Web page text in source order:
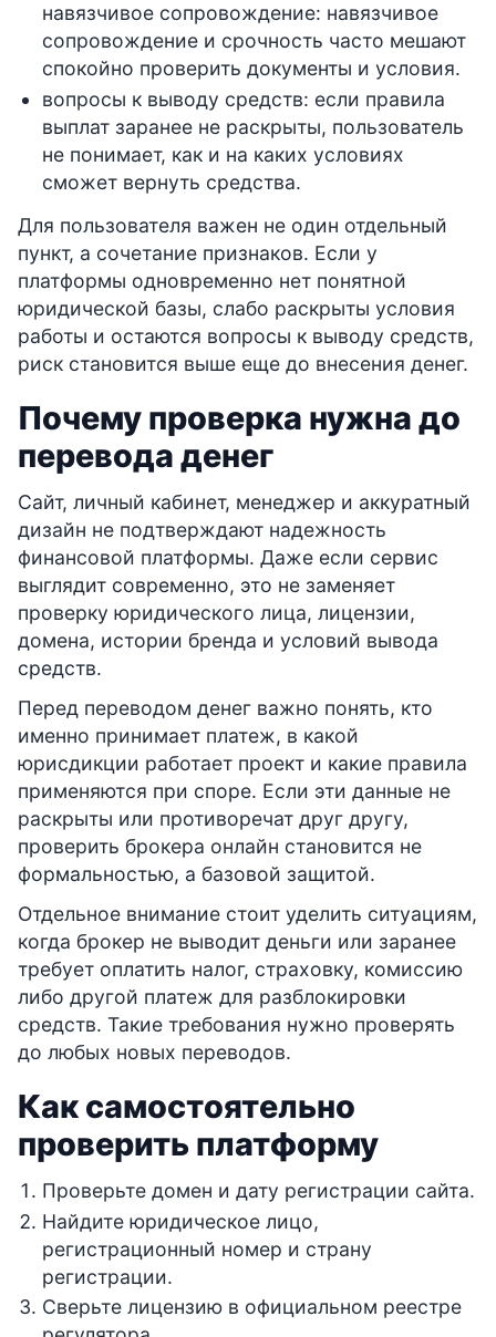
навязчивое сопровождение: навязчивое
сопровождение и срочность часто мешают
спокойно проверить документы и условия.
вопросы к выводу средств: если правила
выплат заранее не раскрыты, пользователь
не понимает, как и на каких условиях
сможет вернуть средства.
Для пользователя важен не один отдельный
пункт, а сочетание признаков. Если у
платформы одновременно нет понятной
юридической базы, слабо раскрыты условия
работы и остаются вопросы к выводу средств,
риск становится выше еще до внесения денег.
Почему проверка нужна до
перевода денег
Сайт, личный кабинет, менеджер и аккуратный
дизайн не подтверждают надежность
финансовой платформы. Даже если сервис
выглядит современно, это не заменяет
проверку юридического лица, лицензии,
домена, истории бренда и условий вывода
средств.
Перед переводом денег важно понять, кто
именно принимает платеж, в какой
юрисдикции работает проект и какие правила
применяются при споре. Если эти данные не
раскрыты или противоречат друг другу,
проверить брокера онлайн становится не
формальностью, а базовой защитой.
Отдельное внимание стоит уделить ситуациям,
когда брокер не выводит деньги или заранее
требует оплатить налог, страховку, комиссию
либо другой платеж для разблокировки
средств. Такие требования нужно проверять
до любых новых переводов.
Как самостоятельно
проверить платформу
Проверьте домен и дату регистрации сайта.
Найдите юридическое лицо,
регистрационный номер и страну
регистрации.
Сверьте лицензию в официальном реестре